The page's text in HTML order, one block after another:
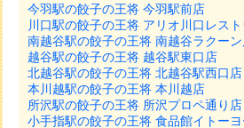
今羽駅の餃子の王将 今羽駅前店
川口駅の餃子の王将 アリオ川口レス
南越谷駅の餃子の王将 南越谷ラクー
越谷駅の餃子の王将 越谷駅東口店
北越谷駅の餃子の王将 北越谷駅西口店
本川越駅の餃子の王将 本川越店
所沢駅の餃子の王将 所沢プロペ通り店
小手指駅の餃子の王将 食品館イトー